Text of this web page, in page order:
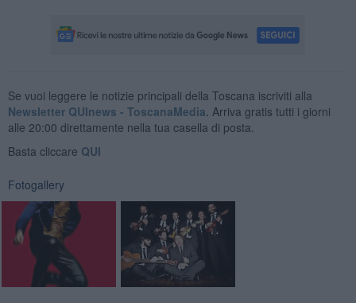
Se vuoi leggere le notizie principali della Toscana iscriviti alla
Newsletter QUInews - ToscanaMedia. Arriva gratis tutti i giorni
alle 20:00 direttamente nella tua casella di posta.
Basta cliccare QUI
Fotogallery